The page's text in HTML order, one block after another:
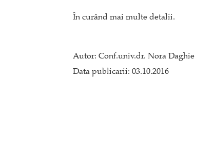
În curând mai multe detalii.
Autor: Conf.univ.dr. Nora Daghie
Data publicarii: 03.10.2016